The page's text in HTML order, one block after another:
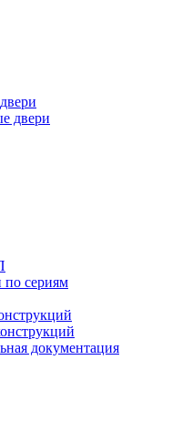
двери
по сериям
документация